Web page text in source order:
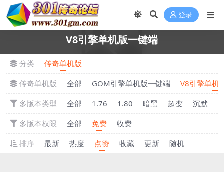
登录
V8引擎单机版一键端
分类
传奇单机版
传奇单机版
全部 GOM引擎单机版一键端
V8引擎单机
多版本类型
全部 1.76 1.80 暗黑 超变 沉默
多版本权限
全部 免费
收费
排序
最新 热度 点赞 收藏 更新 随机